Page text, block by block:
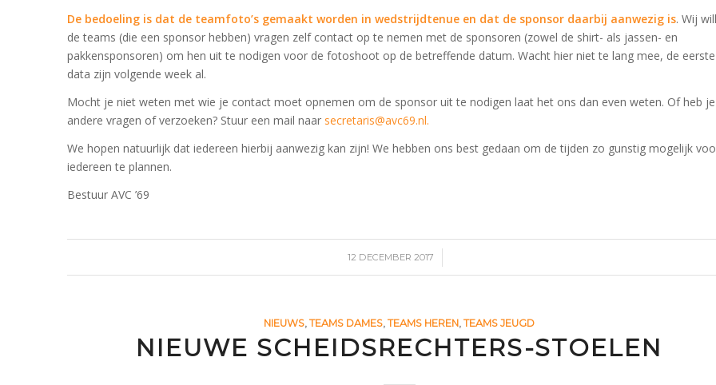
De bedoeling is dat de teamfoto’s gemaakt worden in wedstrijdtenue en dat de sponsor daarbij aanwezig is. Wij
de teams (die een sponsor hebben) vragen zelf contact op te nemen met de sponsoren (zowel de shirt- als jassen- en
pakkensponsoren) om hen uit te nodigen voor de fotoshoot op de betreffende datum. Wacht hier niet te lang mee, de
data zijn volgende week al.
Mocht je niet weten met wie je contact moet opnemen om de sponsor uit te nodigen laat het ons dan even weten. Of heb je
andere vragen of verzoeken? Stuur een mail naar secretaris@avc69.nl.
We hopen natuurlijk dat iedereen hierbij aanwezig kan zijn! We hebben ons best gedaan om de tijden zo gunstig mogelijk
iedereen te plannen.
Bestuur AVC ’69
12 DECEMBER 2017
/
NIEUWS,TEAMS DAMES,TEAMS HEREN,TEAMS JEUGD
NIEUWE SCHEIDSRECHTERS-STOELEN